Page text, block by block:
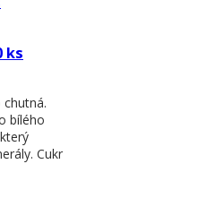
ks
bílého
Cukr